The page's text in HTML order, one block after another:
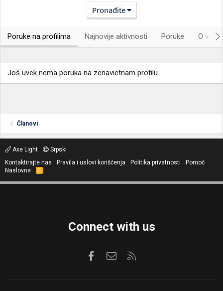
Pronađite
Poruke na profilima Najnovije aktivnosti Poruke O
Još uvek nema poruka na zenavietnam profilu.
Članovi
Axe Light
Srpski
Kontaktirajte nas
Pravila i uslovi korišćenja Politika privatnosti
Pomoć
Naslovna
R
S
Connect with us
FacebookKontaktirajte nas